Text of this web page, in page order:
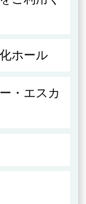
ホール
・エスカ